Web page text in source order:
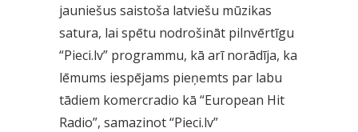
jauniešus saistoša latviešu mūzikas
satura, lai spētu nodrošināt pilnvērtīgu
“Pieci.lv” programmu, kā arī norādīja, ka
lēmums iespējams pieņemts par labu
tādiem komercradio kā “European Hit
Radio”, samazinot “Pieci.lv”